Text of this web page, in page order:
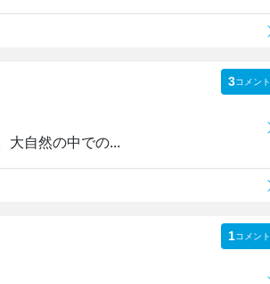
3コメント
大自然の中での...
1コメント